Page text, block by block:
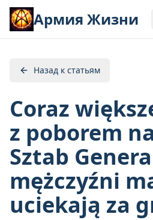
Армия Жизни
Назад к статьям
Coraz
z poborem
Sztab
mężczyźni
uciekają za